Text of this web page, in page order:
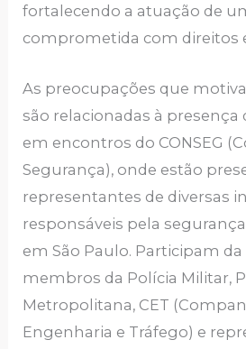
fortalecendo a atuação de
comprometida com direitos
As preocupações que
são relacionadas à
em encontros do CONSEG
Segurança), onde estão
representantes de diversas
responsáveis pela
em São Paulo. Participam
membros da Polícia Militar,
Metropolitana, CET
Engenharia e Tráfego) e